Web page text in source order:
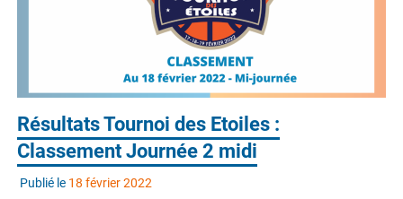
Résultats Tournoi des Etoiles :
Classement Journée 2 midi
Publié le 18 février 2022